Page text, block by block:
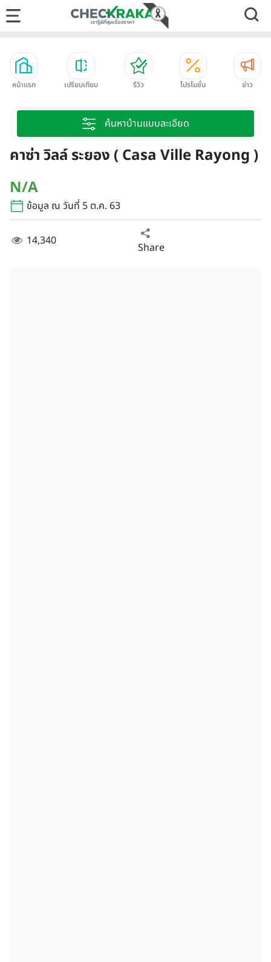
หน้าแรก เปรียบเทียบ รีวิว โปรโมชั่น ข่าว
ค้นหาบ้านแบบละเอียด
คาซ่า วิลล์ ระยอง ( Casa Ville Rayong )
N/A
ข้อมูล ณ วันที่ 5 ต.ค. 63
14,340 Share